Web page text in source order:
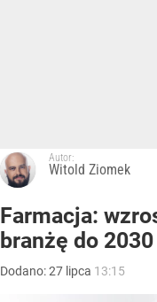
Autor:
Witold Ziomek
Farmacja:
branżę do
Dodano:27 lipca 13:15